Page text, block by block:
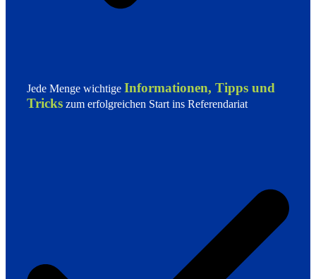
Jede Menge wichtige Informationen, Tipps und
Tricks zum erfolgreichen Start ins Referendariat